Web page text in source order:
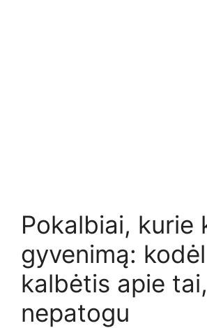
Pokalbiai, kurie
gyvenimą:
kalbėtis apie
nepatogu